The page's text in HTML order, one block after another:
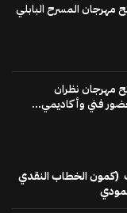
مهرجان المسرح البابلي
مهرجان نظران
فني وأكاديمي...
(كمون الخطاب النقدي